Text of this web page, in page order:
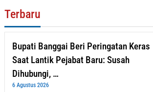
Terbaru
Bupati Banggai Beri Peringatan Keras
Saat Lantik Pejabat Baru: Susah
Dihubungi, …
6 Agustus 2026